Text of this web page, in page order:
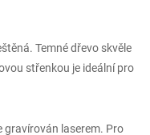
Temné dřevo skvěle
střenkou je ideální pro
gravírován laserem. Pro